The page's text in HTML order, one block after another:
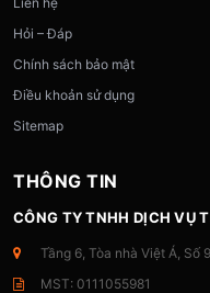
Hỏi – Đáp
Chính sách bảo mật
Điều khoản sử dụng
Sitemap
THÔNG TIN
CÔNG TY TNHH DỊCH VỤ
Tầng 6, Tòa nhà Việt Á, Số
MST: 0111055981